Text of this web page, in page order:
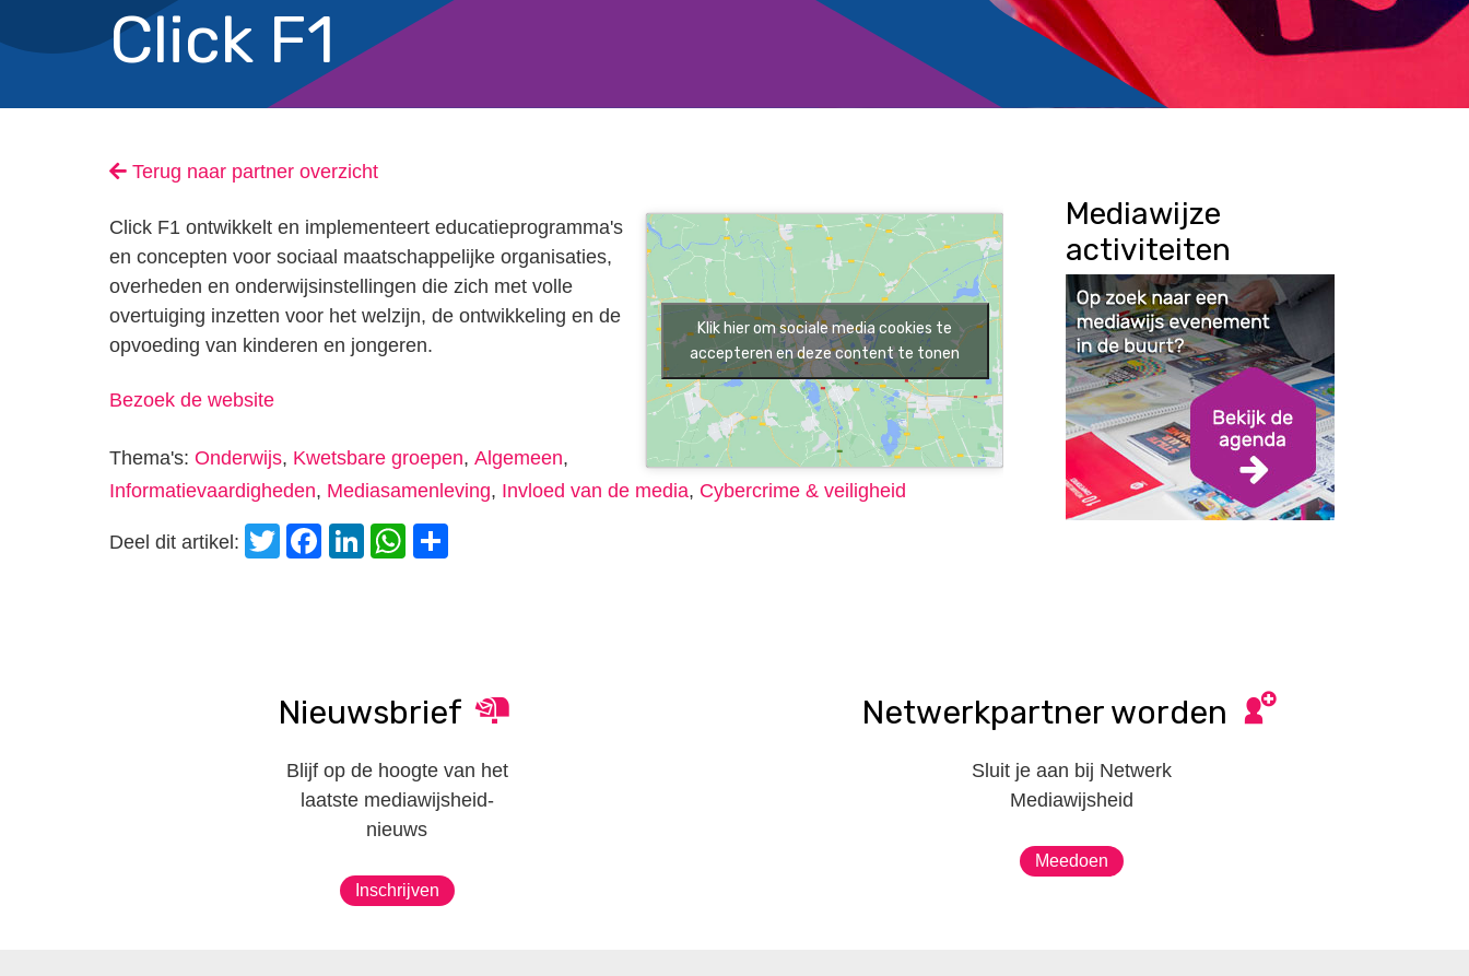
Click F1
Terug naar partner overzicht
Klik hier om sociale media cookies te
accepteren en deze content te tonen
Click F1 ontwikkelt en implementeert educatieprogramma's
en concepten voor sociaal maatschappelijke organisaties,
overheden en onderwijsinstellingen die zich met volle
overtuiging inzetten voor het welzijn, de ontwikkeling en de
opvoeding van kinderen en jongeren.
Bezoek de website
Thema's: Onderwijs, Kwetsbare groepen, Algemeen,
Informatievaardigheden, Mediasamenleving, Invloed van de media, Cybercrime & veiligheid
Deel dit artikel: Twitter
Facebook
LinkedIn
WhatsApp
Mediawijze
activiteiten
Nieuwsbrief
Blijf op de hoogte van het
laatste mediawijsheid-
nieuws
Inschrijven
Netwerkpartner worden
Sluit je aan bij Netwerk
Mediawijsheid
Meedoen